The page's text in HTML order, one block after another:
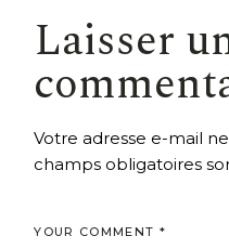
Laisser
Votre adresse e-mail
champs obligatoires